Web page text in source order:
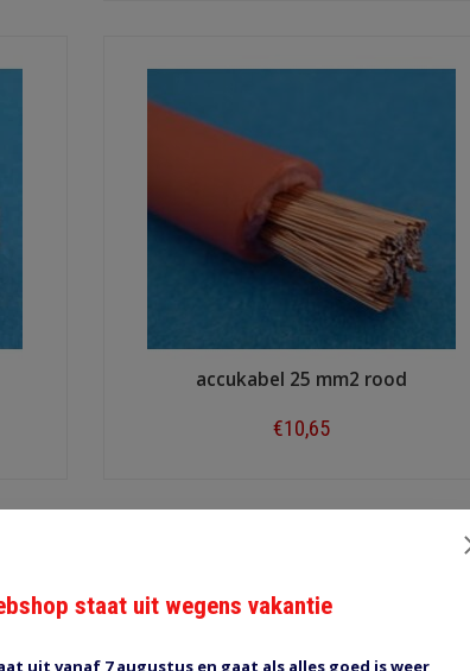
accukabel 25 mm2 rood
€10,65
staat uit wegens vakantie
uit vanaf 7 augustus en gaat als alles goed is weer